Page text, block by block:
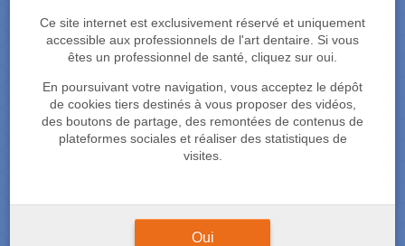
Ce site internet est exclusivement réservé et uniquement
accessible aux professionnels de l'art dentaire. Si vous
êtes un professionnel de santé, cliquez sur oui.
En poursuivant votre navigation, vous acceptez le dépôt
de cookies tiers destinés à vous proposer des vidéos,
des boutons de partage, des remontées de contenus de
plateformes sociales et réaliser des statistiques de
visites.
Oui